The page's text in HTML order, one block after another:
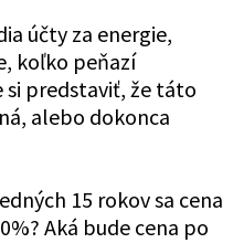
účty za energie,
koľko peňazí
si predstaviť, že táto
alebo dokonca
15 rokov sa cena
Aká bude cena po